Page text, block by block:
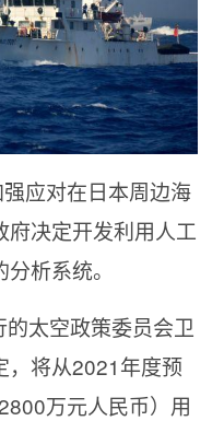
应对在日本周边海
决定开发利用人工
析系统。
太空政策委员会卫
，将从2021年度预
万元人民币）用